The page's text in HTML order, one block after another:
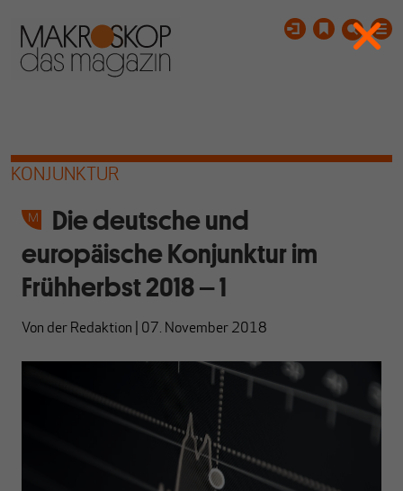
KONJUNKTUR
Die deutsche und
europäische Konjunktur im
Frühherbst 2018 – 1
Von der Redaktion 07. November 2018